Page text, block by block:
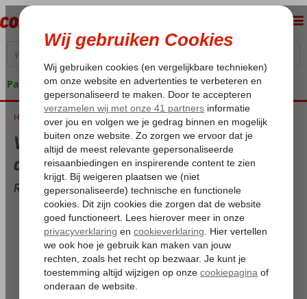
Pakketgarantie
Home Weer en temperatuur op Rhodos in augustus
Weer en temperatuur op Rhodos in
augustus
Rhodos overzicht voor augustus
Maximum temperatuur:30,5°C
Minimum temperatuur (nacht):
25,2°C